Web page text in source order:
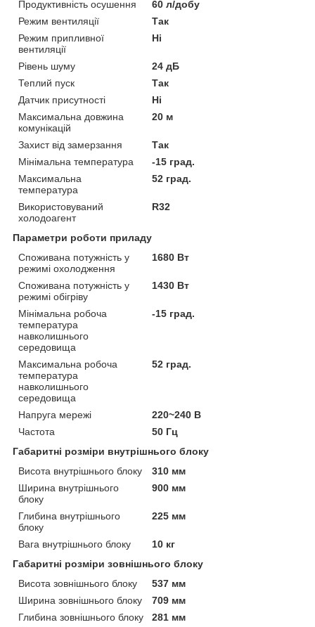
Продуктивність осушення
60 л/добу
Режим вентиляції
Так
Режим припливної
вентиляції
Ні
Рівень шуму
24 дБ
Теплий пуск
Так
Датчик присутності
Ні
Максимальна довжина
комунікацій
20 м
Захист від замерзання
Так
Мінімальна температура
-15 град.
Максимальна
температура
52 град.
Використовуваний
холодоагент
R32
Параметри роботи приладу
Споживана потужність у
режимі охолодження
1680 Вт
Споживана потужність у
режимі обігріву
1430 Вт
Мінімальна робоча
температура
навколишнього
середовища
-15 град.
Максимальна робоча
температура
навколишнього
середовища
52 град.
Напруга мережі
220~240 В
Частота
50 Гц
Габаритні розміри внутрішнього блоку
Висота внутрішнього блоку
310 мм
Ширина внутрішнього
блоку
900 мм
Глибина внутрішнього
блоку
225 мм
Вага внутрішнього блоку
10 кг
Габаритні розміри зовнішнього блоку
Висота зовнішнього блоку
537 мм
Ширина зовнішнього блоку
709 мм
Глибина зовнішнього блоку
281 мм